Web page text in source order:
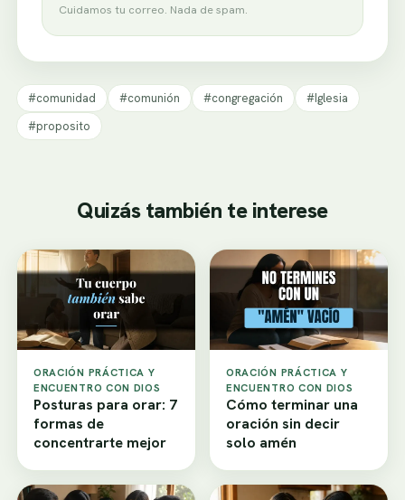
Cuidamos tu correo. Nada de spam.
#comunidad #comunión #congregación
#Iglesia
#proposito
Quizás también te interese
ORACIÓN PRÁCTICA Y
ENCUENTRO CON DIOS
Posturas para orar: 7
formas de
concentrarte mejor
ORACIÓN PRÁCTICA Y
ENCUENTRO CON DIOS
Cómo terminar una
oración sin decir
solo amén